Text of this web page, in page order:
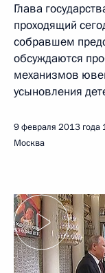
Глава
проходящий
собравшем
обсуждаются
механизмов
усыновления
9 февраля 2013 года
Москва